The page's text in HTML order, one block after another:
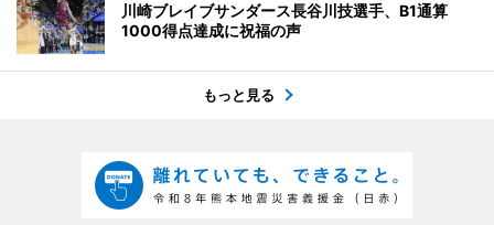
川崎ブレイブサンダース長谷川技選手、B1通算
1000得点達成に祝福の声
もっと見る